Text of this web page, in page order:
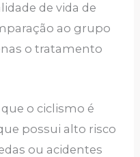
de vida de
ao grupo
o tratamento
o ciclismo é
possui alto risco
ou acidentes